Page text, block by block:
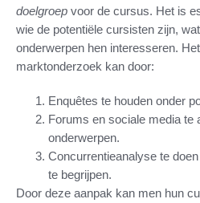
doelgroep voor de cursus. Het is
wie de potentiële cursisten zijn,
onderwerpen hen interesseren.
marktonderzoek kan door:
Enquêtes te houden onder
Forums en sociale media te
onderwerpen.
Concurrentieanalyse te
te begrijpen.
Door deze aanpak kan men hun